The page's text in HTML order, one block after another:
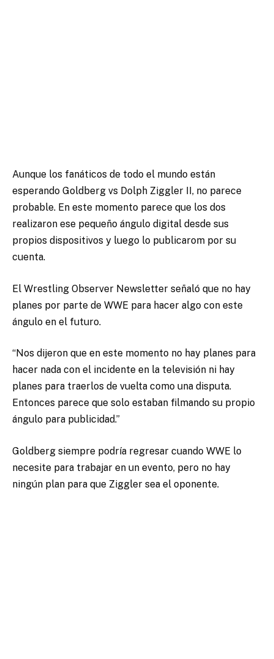
Aunque los fanáticos de todo el mundo están
esperando Goldberg vs Dolph Ziggler II, no parece
probable. En este momento parece que los dos
realizaron ese pequeño ángulo digital desde sus
propios dispositivos y luego lo publicarom por su
cuenta.
El Wrestling Observer Newsletter señaló que no hay
planes por parte de WWE para hacer algo con este
ángulo en el futuro.
“Nos dijeron que en este momento no hay planes para
hacer nada con el incidente en la televisión ni hay
planes para traerlos de vuelta como una disputa.
Entonces parece que solo estaban filmando su propio
ángulo para publicidad.”
Goldberg siempre podría regresar cuando WWE lo
necesite para trabajar en un evento, pero no hay
ningún plan para que Ziggler sea el oponente.